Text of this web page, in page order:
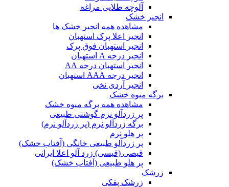
آلوچه طلایی مراغه
انجیر خشک
مشاهده همه انجیر خشک ها
انجیر اعلا پرک استهبان
انجیر استهبان فوق پرک
انجیر درجه A استهبان
انجیر استهبان درجه AA
انجیر درجه AAA استهبان
انجیر آردی نخی
برگه میوه خشک
مشاهده همه برگه میوه خشک
پر زردآلو نرم گوشتی طبیعی
برگه زردآلو نرم (پر زردآلو نرم)
پر هلو نرم
پر زردآلو طبیعی خانگی (آفتاب خشک)
قیصی (قیسی) زرد آلو اعلا ایرانی
پر هلو طبیعی (آفتاب خشک)
زرشک
زرشک پفکی